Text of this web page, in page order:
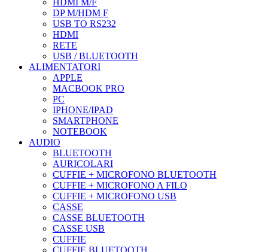
HDMI M/F
DP M/HDM F
USB TO RS232
HDMI
RETE
USB / BLUETOOTH
ALIMENTATORI
APPLE
MACBOOK PRO
PC
IPHONE/IPAD
SMARTPHONE
NOTEBOOK
AUDIO
BLUETOOTH
AURICOLARI
CUFFIE + MICROFONO BLUETOOTH
CUFFIE + MICROFONO A FILO
CUFFIE + MICROFONO USB
CASSE
CASSE BLUETOOTH
CASSE USB
CUFFIE